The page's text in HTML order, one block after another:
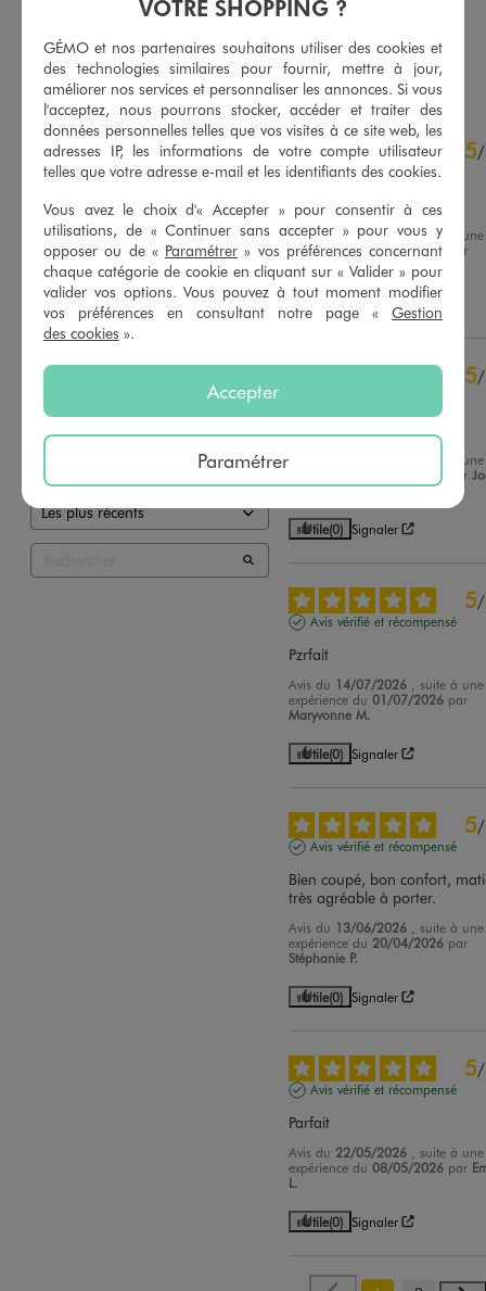
AJOUTERAU PANIER AJOUTER AU PANIER
4.9/5
Basé sur7 avis soumis à un
contrôle
Voir tous les avis sur ce site
5étoiles
2
1étoile 0
Trier les avis
5/
Avis vérifié et récompensé
Confortable
Avis du 02/08/2026 , suite à une
expérience du19/06/2026
par
Patricia V.
Signaler
5/
, suite à une
par
S.
Utile(0) Signaler
5/
Avis vérifié et récompensé
Pzrfait
Avis du 14/07/2026
, suite à une
expérience du01/07/2026 par
Maryvonne M.
Utile(0) Signaler
5/
Avis vérifié et récompensé
Bien coupé, bon confort,
très agréable à porter.
Avis du 13/06/2026
, suite à une
expérience du 20/04/2026 par
Stéphanie P.
Utile(0) Signaler
5/
Avis vérifié et récompensé
Parfait
Avis du 22/05/2026
, suite à une
expérience du08/05/2026 par
L.
Utile(0) Signaler
VOTRE SHOPPING ?
GÉMO et nos partenaires souhaitons utiliser des cookies et
des technologies similaires pour fournir, mettre à jour,
améliorer nos services et personnaliser les annonces. Si vous
l'acceptez, nous pourrons stocker, accéder et traiter des
données personnelles telles que vos visites à ce site web, les
adresses IP, les informations de votre compte utilisateur
telles que votre adresse e-mail et les identifiants des cookies.
Vous avez le choix d'« Accepter » pour consentir à ces
utilisations, de « Continuer sans accepter » pour vous y
opposer ou de « Paramétrer » vos préférences concernant
chaque catégorie de cookie en cliquant sur « Valider » pour
valider vos options. Vous pouvez à tout moment modifier
vos préférences en consultant notre page « Gestion
des cookies ».
Accepter
Paramétrer